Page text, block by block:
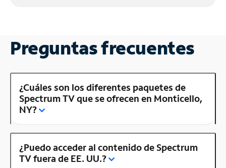
Preguntas frecuentes
¿Cuáles son los diferentes paquetes de
Spectrum TV que se ofrecen en Monticello,
NY?
¿Puedo acceder al contenido de Spectrum
TV fuera de EE. UU.?